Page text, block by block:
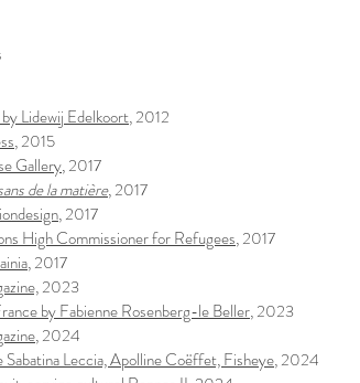
Lidewij Edelkoort, 2012
, 2015
Gallery, 2017
de la matière, 2017
, 2017
High Commissioner for Refugees, 2017
, 2017
2023
by Fabienne Rosenberg-leBeller, 2023
, 2024
Sabatina Leccia, Apolline Coëffet, Fisheye, 2024